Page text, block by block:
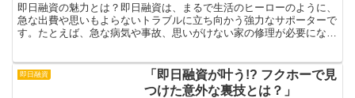
即日融資の魅力とは？即日融資は、まるで生活のヒーローのように、
急な出費や思いもよらないトラブルに立ち向かう強力なサポーターで
す。たとえば、急な病気や事故、思いがけない家の修理が必要になっ
即日融資
「即日融資が叶う!? フクホーで見
つけた意外な裏技とは？」